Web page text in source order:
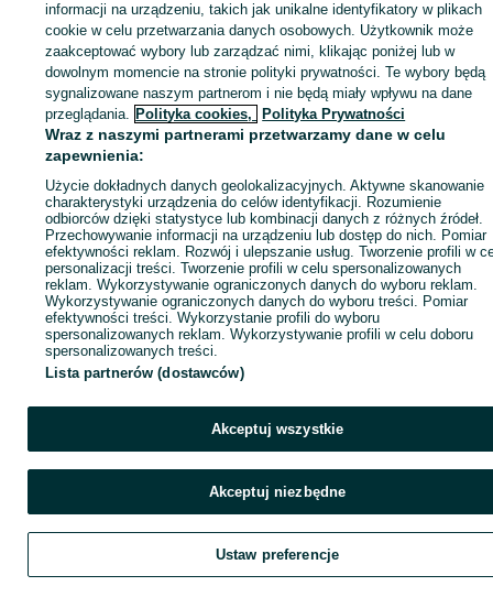
KATEGORIA
1072719831 Wyświetlenia:
informacji na urządzeniu, takich jak unikalne identyfikatory w plikach
cookie w celu przetwarzania danych osobowych. Użytkownik może
zaakceptować wybory lub zarządzać nimi, klikając poniżej lub w
dowolnym momencie na stronie polityki prywatności. Te wybory będą
sygnalizowane naszym partnerom i nie będą miały wpływu na dane
przeglądania. Polityka cookies, Polityka Prywatności
Wraz z naszymi partnerami przetwarzamy dane w celu
zapewnienia:
Użycie dokładnych danych geolokalizacyjnych. Aktywne skanowanie
charakterystyki urządzenia do celów identyfikacji. Rozumienie
odbiorców dzięki statystyce lub kombinacji danych z różnych źródeł.
Przechowywanie informacji na urządzeniu lub dostęp do nich. Pomiar
efektywności reklam. Rozwój i ulepszanie usług. Tworzenie profili w
personalizacji treści. Tworzenie profili w celu spersonalizowanych
reklam. Wykorzystywanie ograniczonych danych do wyboru reklam.
Wykorzystywanie ograniczonych danych do wyboru treści. Pomiar
efektywności treści. Wykorzystanie profili do wyboru
spersonalizowanych reklam. Wykorzystywanie profili w celu doboru
spersonalizowanych treści.
Lista partnerów (dostawców)
Akceptuj wszystkie
Akceptuj niezbędne
Ustaw preferencje